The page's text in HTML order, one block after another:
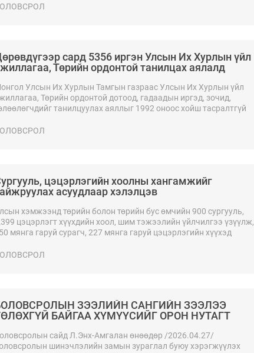
хамтран ажиллах талаар санал солилцлоо.
сард 5356 иргэн Улсын Их Хурлын үйл
Төрийн ордонтой танилцах аялалд
Улсын Их Хурлын Тамгын газраас Улсын Их Хурлын үйл
Төрийн ордонтой дотоод, гадаадын иргэд, зочид,
танилцуулах аяллыг 1992 оноос хойш тасралтгүй
цэцэрлэгийн хоолны хангамжийг
асуудлаар хэлэлцэв
хэмжээнд төрийн болон төрийн бус өмчийн 900 сургууль,
цэцэрлэгт хүүхдийн хоол, шим тэжээлийн үйлчилгээ үзүүлж,
мянга гаруй сурагч, 227 мянга гаруй цэцэрлэгийн хүүхэд
ЗЭЭЛИЙН САНГИЙН ЗЭЭЛЭЭ
БАЙГАА ХҮМҮҮСИЙГ ОРОН НУТАГТ
сайд Л.Энх-Амгалан өнөөдөр /2026.04.27/
шинэчлэлийн замын зураглал буюу хэрэгжүүлэх